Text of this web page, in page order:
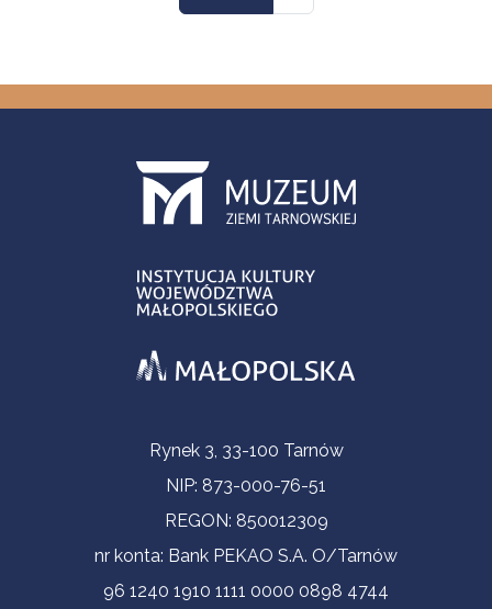
Informacje kontaktoweRynek 3, 33-100 Tarnów
NIP: 873-000-76-51
REGON: 850012309
nr konta: Bank PEKAO S.A. O/Tarnów
96 1240 1910 1111 0000 0898 4744